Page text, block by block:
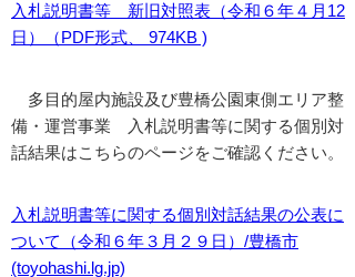
入札説明書等 新旧対照表（令和６年４月12
日）（PDF形式、 974KB )
多目的屋内施設及び豊橋公園東側エリア整
備・運営事業 入札説明書等に関する個別対
話結果はこちらのページをご確認ください。
入札説明書等に関する個別対話結果の公表に
ついて（令和６年３月２９日）/豊橋市
(toyohashi.lg.jp)